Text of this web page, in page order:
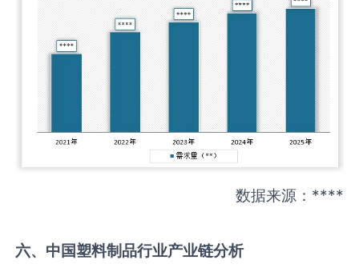
数据来源：****
六、中国塑料制品行业产业链分析